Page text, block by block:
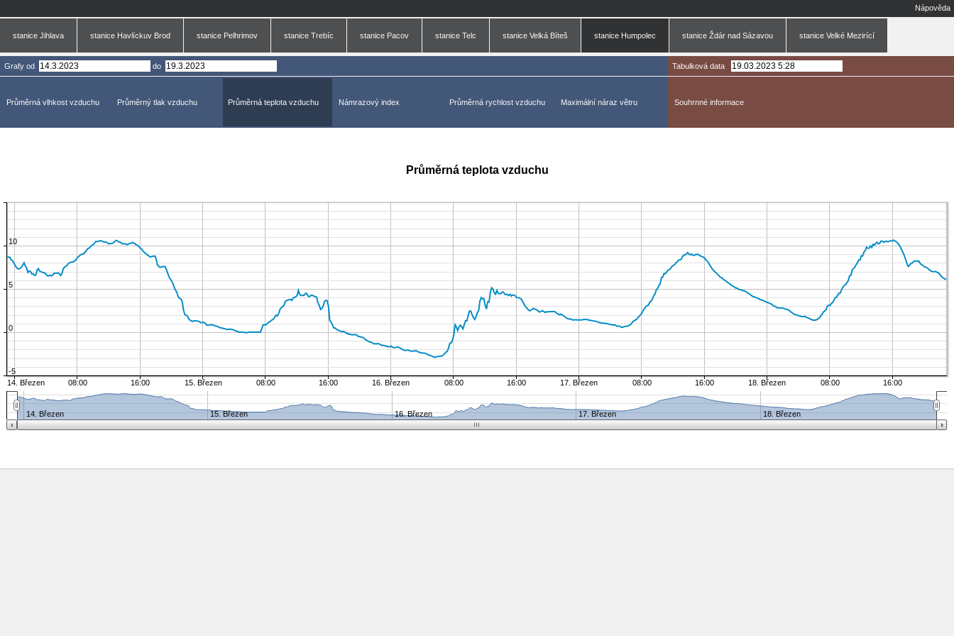
Nápověda
stanice Jihlava stanice Havlíckuv Brod stanice Pelhrimov stanice Trebíc stanice Pacov stanice Telc stanice Velká Bíteš stanice Humpolec stanice Ždár nad Sázavou stanice Velké Mezirící
Grafy od do
Průměrná vlhkost vzduchu Průměrný tlak vzduchu Průměrná teplota vzduchu Námrazový index Průměrná rychlost vzduchu Maximální náraz větru
Tabulková data
Souhrnné informace
Průměrná teplota vzduchu
14. Březen 08:00 16:00 15. Březen 08:00 16:00 16. Březen 08:00 16:00 17. Březen 08:00 16:00 18. Březen 08:00 16:00
-5
0
5
10
14. Březen 15. Březen 16. Březen 17. Březen 18. Březen